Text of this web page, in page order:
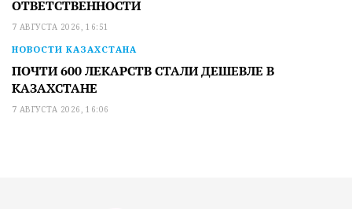
ОТВЕТСТВЕННОСТИ
7 АВГУСТА 2026, 16:51
НОВОСТИ КАЗАХСТАНА
ПОЧТИ 600 ЛЕКАРСТВ СТАЛИ ДЕШЕВЛЕ В
КАЗАХСТАНЕ
7 АВГУСТА 2026, 16:06